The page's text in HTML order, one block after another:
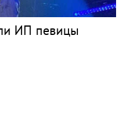
ИП певицы